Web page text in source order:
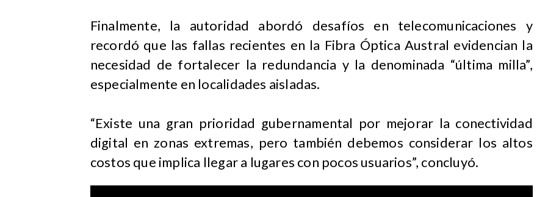
Finalmente, la autoridad abordó desafíos en telecomunicaciones y
recordó que las fallas recientes en la Fibra Óptica Austral evidencian la
necesidad de fortalecer la redundancia y la denominada “última milla”,
especialmente en localidades aisladas.
“Existe una gran prioridad gubernamental por mejorar la conectividad
digital en zonas extremas, pero también debemos considerar los altos
costos que implica llegar a lugares con pocos usuarios”, concluyó.